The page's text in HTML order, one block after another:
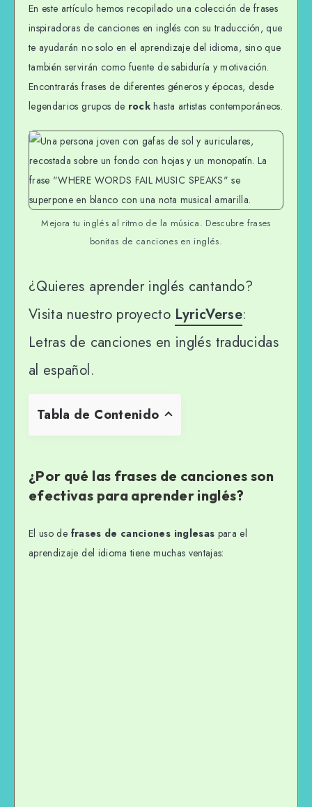
En este artículo hemos recopilado una colección de frases
inspiradoras de canciones en inglés con su traducción, que
te ayudarán no solo en el aprendizaje del idioma, sino que
también servirán como fuente de sabiduría y motivación.
Encontrarás frases de diferentes géneros y épocas, desde
legendarios grupos de rock hasta artistas contemporáneos.
Mejora tu inglés al ritmo de la música. Descubre frases
bonitas de canciones en inglés.
¿Quieres aprender inglés cantando?
Visita nuestro proyecto LyricVerse:
Letras de canciones en inglés traducidas
al español.
Tabla de Contenido
¿Por qué las frases de canciones son
efectivas para aprender inglés?
El uso de frases de canciones inglesas para el
aprendizaje del idioma tiene muchas ventajas: